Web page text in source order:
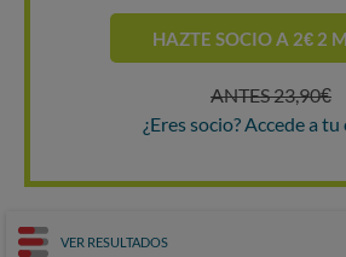
HAZTE SOCIO A 2€ 2
ANTES 23,90€
¿Eres socio? Accede a
VER RESULTADOS